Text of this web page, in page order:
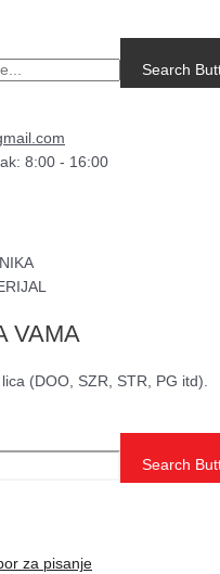
Search
8:00 - 16:00
VAMA
(DOO, SZR, STR, PG itd).
Search
za pisanje